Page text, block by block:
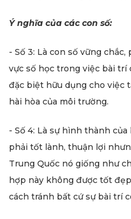
Ý nghĩa của các con số:
- Số 3: Là con số vững
vực số học trong việc bài trí
đặc biệt hữu dụng cho việc
hài hòa của môi trường.
- Số 4: Là sự hình thành của
phải tốt lành, thuận lợi
Trung Quốc nó giống như
hợp này không được tốt
cách tránh bất cứ sự bài trí